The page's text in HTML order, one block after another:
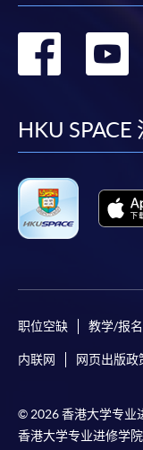
转
HKU
职位空缺 教学/报
内联网 网页出版政
© 2026 香港大学专业
香港大学专业进修学